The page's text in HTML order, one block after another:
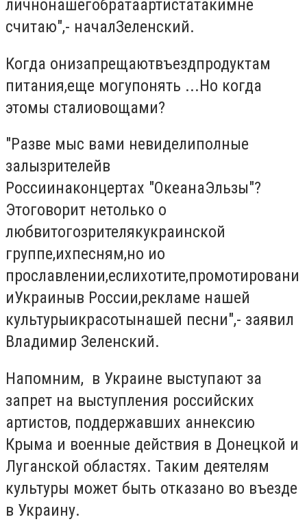
личнонашегобратаартистатакимне
считаю",- началЗеленский.
Когда онизапрещаютвъездпродуктам
питания,еще могупонять ...Но когда
этомы сталиовощами?
"Разве мыс вами невиделиполные
залызрителейв
Россиинаконцертах "ОкеанаЭльзы"?
Этоговорит нетолько о
любвитогозрителякукраинской
группе,ихпесням,но ио
прославлении,еслихотите,промотировани
иУкраиныв России,рекламе нашей
культурыикрасотынашей песни",- заявил
Владимир Зеленский.
Напомним, в Украине выступают за
запрет на выступления российских
артистов, поддержавших аннексию
Крыма и военные действия в Донецкой и
Луганской областях. Таким деятелям
культуры может быть отказано во въезде
в Украину.